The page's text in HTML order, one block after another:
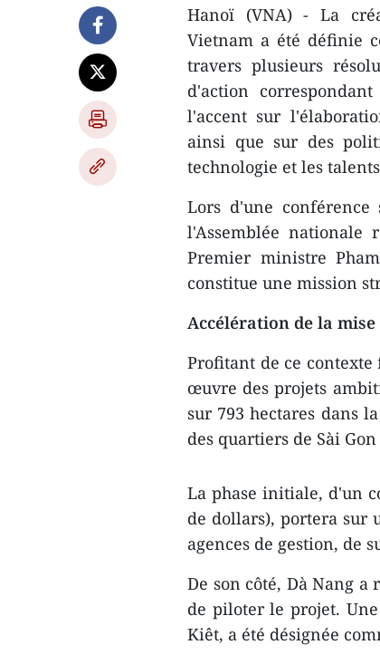
Hanoï (VNA) - La
Vietnam a été définie
travers plusieurs
d'action
l'accent sur
ainsi que sur des
technologie et les
Lors d'une
l'Assemblée
Premier ministre
constitue une mission
Accélération de la
Profitant de ce
œuvre des projets
sur 793 hectares dans
des quartiers de Sài
La phase initiale, d'un
de dollars), portera sur
agences de gestion, de
De son côté, Dà Nang
de piloter le projet.
Kiêt, a été désignée